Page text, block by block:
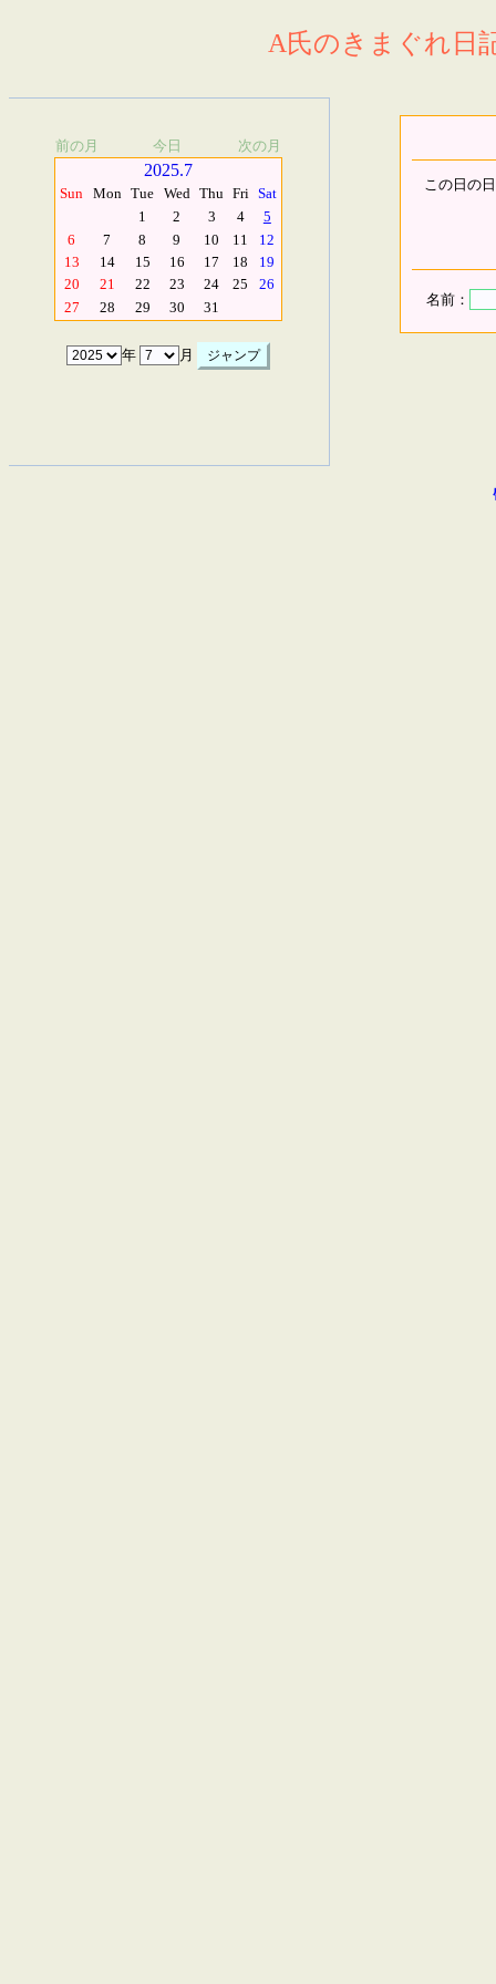
A氏のきまぐれ日
前の月 今日 次の月
2025.7
Sun Mon Tue Wed Thu Fri Sat
1
2 3 4
5
6
7 8 9 10 11
12
13
14 15 16 17 18
19
20
21 22 23 24 25
26
27
28 29 30 31
年 月
この日の
名前：